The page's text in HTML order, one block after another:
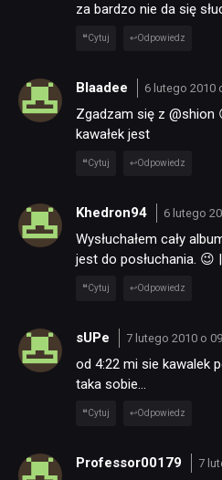
za bardzo nie da się
Cytuj Odpowiedz
Blaadee 6 lutego 2010
Zgadzam się z @shion
kawałek jest
Cytuj Odpowiedz
Khedron94 6 lutego
Wysłuchałem cały
jest do posłuchania. 😉
Cytuj Odpowiedz
sUPe 7 lutego 2010 o
od 4:22 mi sie kawalek
taka sobie…
Cytuj Odpowiedz
Professor00179 7